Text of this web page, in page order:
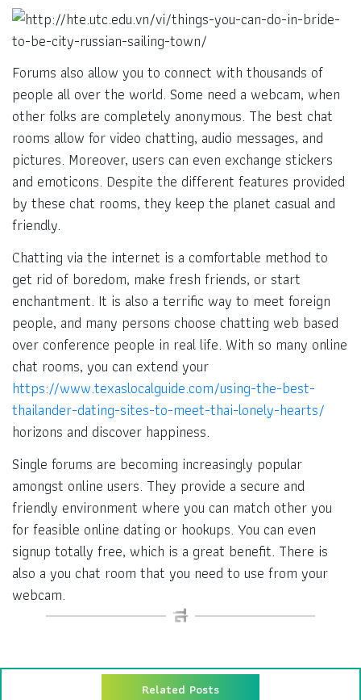
Forums also allow you to connect with thousands of
people all over the world. Some need a webcam, when
other folks are completely anonymous. The best chat
rooms allow for video chatting, audio messages, and
pictures. Moreover, users can even exchange stickers
and emoticons. Despite the different features provided
by these chat rooms, they keep the planet casual and
friendly.
Chatting via the internet is a comfortable method to
get rid of boredom, make fresh friends, or start
enchantment. It is also a terrific way to meet foreign
people, and many persons choose chatting web based
over conference people in real life. With so many online
chat rooms, you can extend your
https://www.texaslocalguide.com/using-the-best-
thailander-dating-sites-to-meet-thai-lonely-hearts/
horizons and discover happiness.
Single forums are becoming increasingly popular
amongst online users. They provide a secure and
friendly environment where you can match other you
for feasible online dating or hookups. You can even
signup totally free, which is a great benefit. There is
also a you chat room that you need to use from your
webcam.
Related Posts